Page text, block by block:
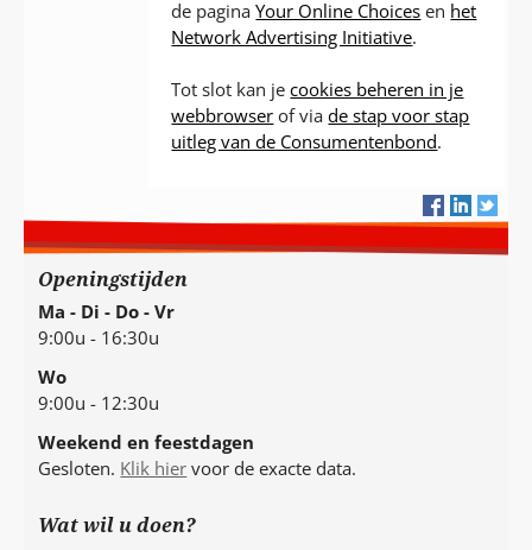
de paginaYour Online Choices en het
Network Advertising Initiative.
Tot slot kan jecookies beheren in je
webbrowser of viade stap voor stap
uitleg van de Consumentenbond.
Openingstijden
Ma - Di - Do - Vr
9:00u - 16:30u
Wo
9:00u - 12:30u
Weekend en feestdagen
Gesloten. Klik hier voor de exacte data.
Wat wil u doen?